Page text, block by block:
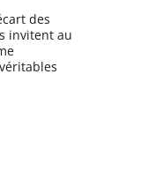
des
invitent au